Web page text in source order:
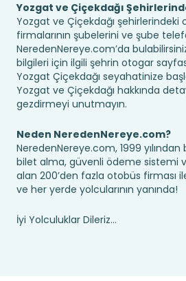
Yozgat ve Çiçekdağı
Yozgat ve Çiçekdağı şehirlerindeki
firmalarının şubelerini ve şube
NeredenNereye.com’da
bilgileri için ilgili şehrin otogar
Yozgat Çiçekdağı seyahatinize
Yozgat ve Çiçekdağı hakkında
gezdirmeyi unutmayın.
Neden NeredenNereye.com?
NeredenNereye.com, 1999
bilet alma, güvenli ödeme sistemi
alan 200’den fazla otobüs firması
ve her yerde yolcularının yanında!
İyi Yolculuklar Dileriz...